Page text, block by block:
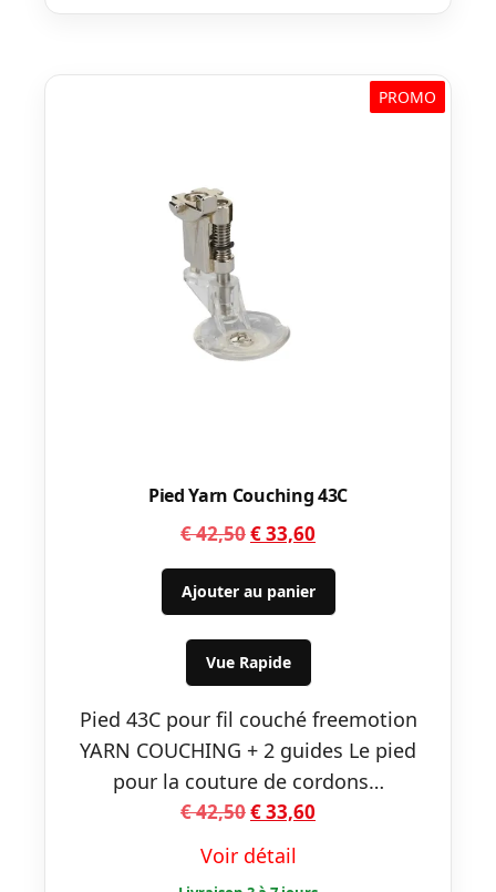
PROMO
Pied Yarn Couching 43C
€42,50Le
prix
initial
était :
€ 42,50.
€33,60
prix
actuel
est :
Ajouter au panier
Vue Rapide
Pied 43C pour fil couché freemotion
YARN COUCHING + 2 guides Le pied
pour la couture de cordons…
€42,50Le
initial
€33,60
Voir détail